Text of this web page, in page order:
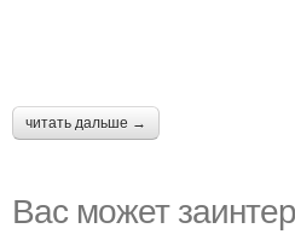
читать дальше →
Вас может